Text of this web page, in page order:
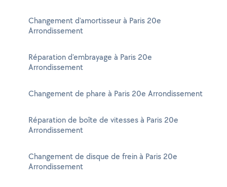
Changement d'amortisseur à Paris 20e
Arrondissement
Réparation d'embrayage à Paris 20e
Arrondissement
Changement de phare à Paris 20e Arrondissement
Réparation de boîte de vitesses à Paris 20e
Arrondissement
Changement de disque de frein à Paris 20e
Arrondissement